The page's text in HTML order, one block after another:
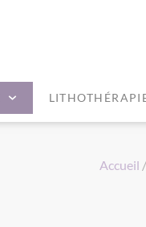
Accueil /